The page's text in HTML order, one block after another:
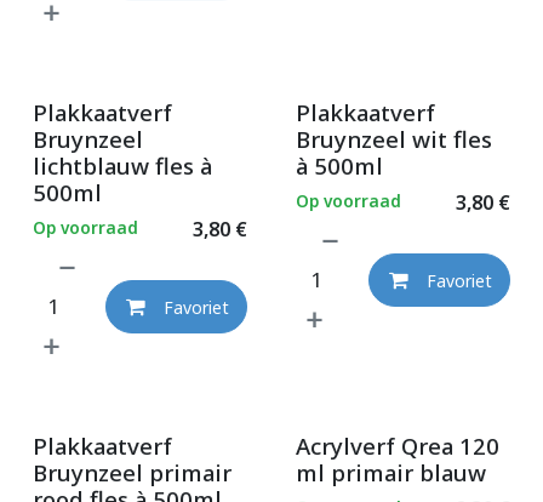
Plakkaatverf
Bruynzeel
lichtblauw fles à
500ml
3,80€
Op voorraad
Favoriet
Plakkaatverf
Bruynzeel wit fles
à 500ml
3,80€
Op voorraad
Favoriet
Plakkaatverf
Bruynzeel primair
Acrylverf Qrea 120
ml primair blauw